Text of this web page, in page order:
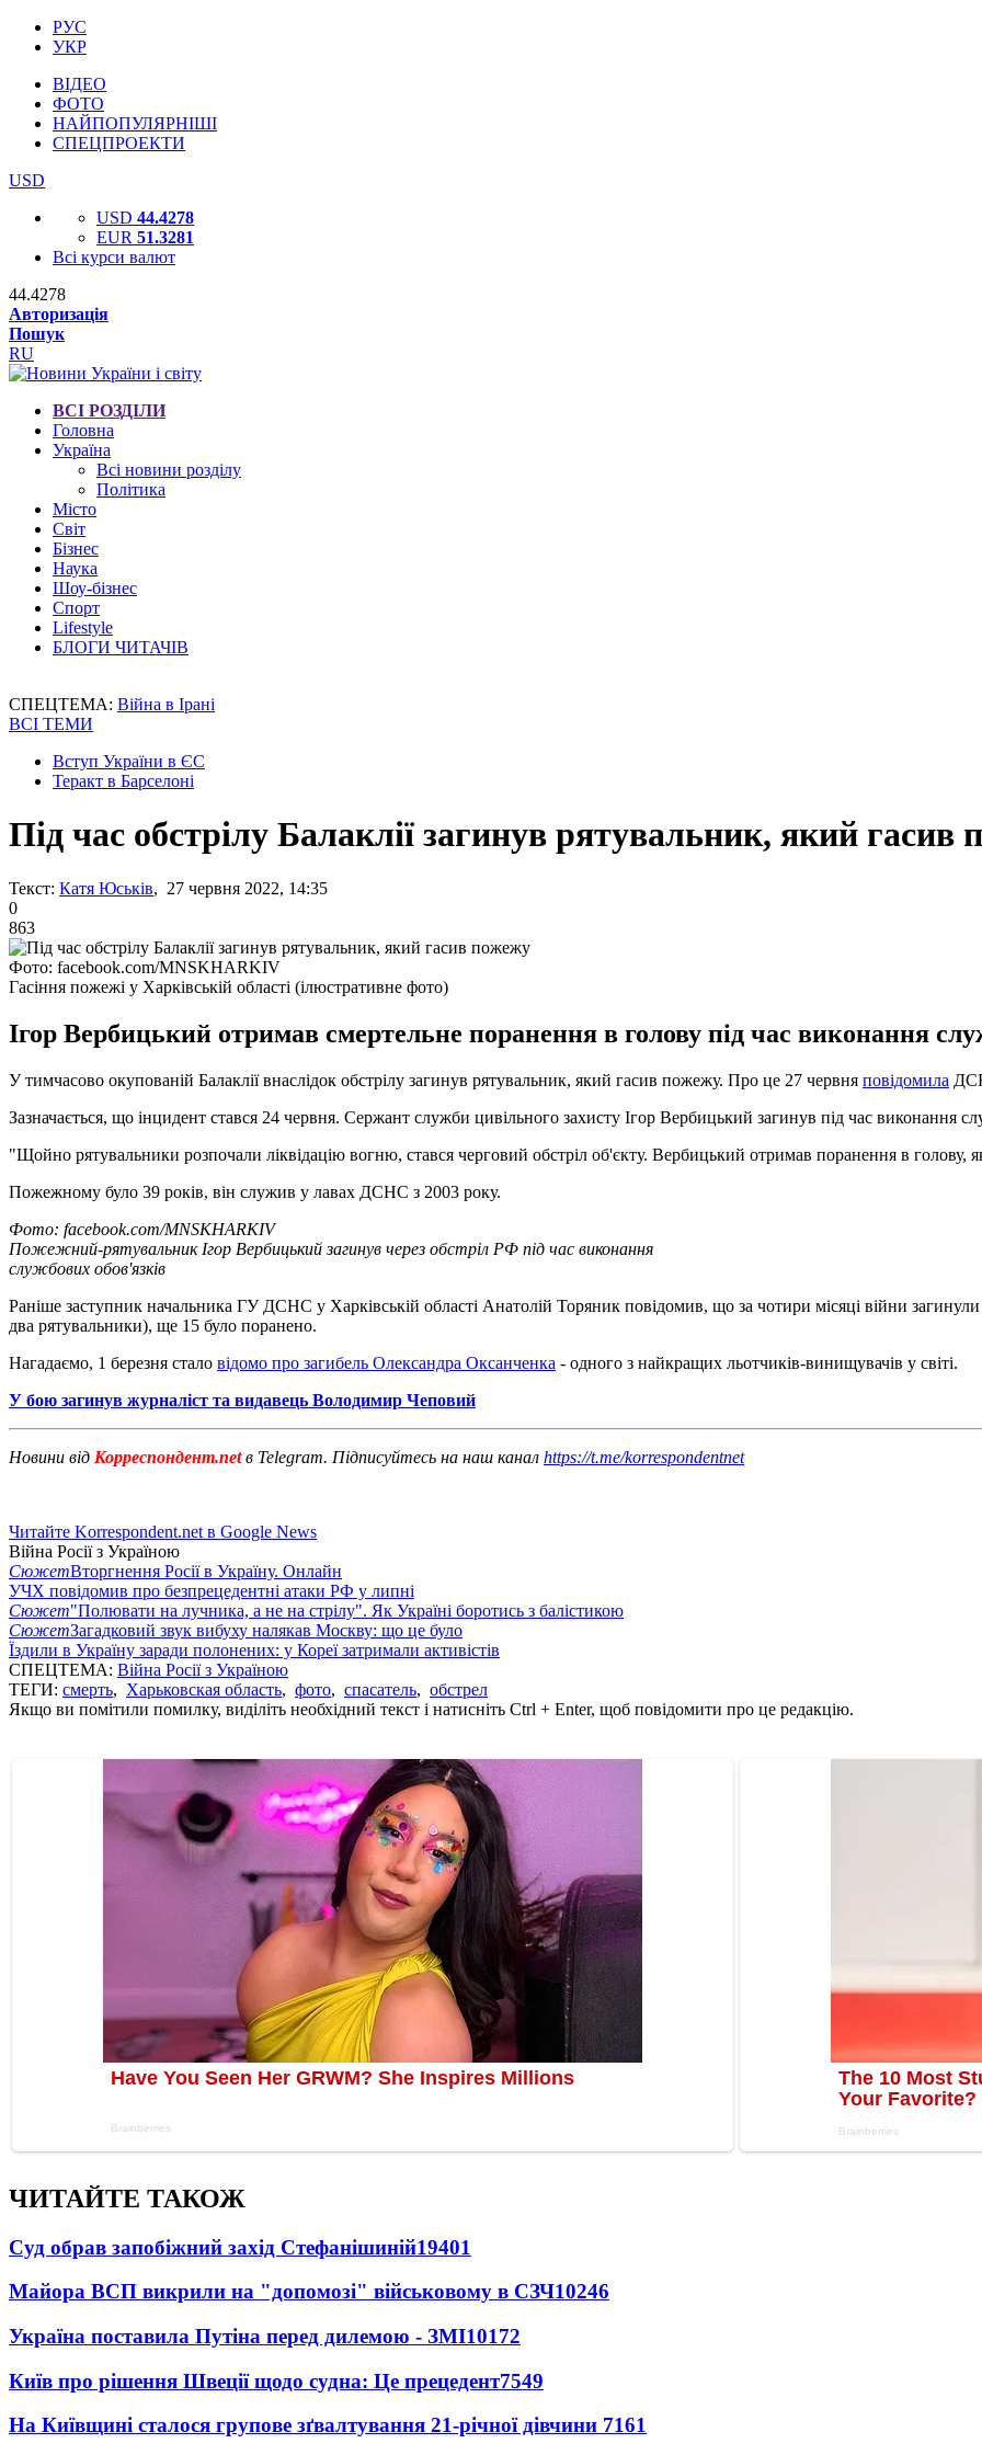
РУС
УКР
ВІДЕО
ФОТО
НАЙПОПУЛЯРНІШІ
СПЕЦПРОЕКТИ
USD
USD 44.4278
EUR 51.3281
Всі курси валют
44.4278
Авторизація
Пошук
RU
ВСІ РОЗДІЛИ
Головна
Україна
Всі новини розділу
Політика
Місто
Світ
Бізнес
Наука
Шоу-бізнес
Спорт
Lifestyle
БЛОГИ ЧИТАЧІВ
СПЕЦТЕМА: Війна в Ірані
ВСІ ТЕМИ
Вступ України в ЄС
Теракт в Барселоні
Під час обстрілу Балаклії загинув рятувальник, який гасив
Текст: Катя Юськів, 27 червня 2022, 14:35
0
863
Фото: facebook.com/MNSKHARKIV
Гасіння пожежі у Харківській області (ілюстративне фото)
Ігор Вербицький отримав смертельне поранення в голову під час виконання
У тимчасово окупованій Балаклії внаслідок обстрілу загинув рятувальник, який гасив пожежу. Про це 27 червня повідомила
Зазначається, що інцидент стався 24 червня. Сержант служби цивільного захисту Ігор Вербицький загинув під час виконання
"Щойно рятувальники розпочали ліквідацію вогню, стався черговий обстріл об'єкту. Вербицький отримав поранення в
Пожежному було 39 років, він служив у лавах ДСНС з 2003 року.
Фото: facebook.com/MNSKHARKIV
Пожежний-рятувальник Ігор Вербицький загинув через обстріл РФ під час виконання
службових обов'язків
Раніше заступник начальника ГУ ДСНС у Харківській області Анатолій Торяник повідомив, що за чотири місяці війни загинули
два рятувальники), ще 15 було поранено.
Нагадаємо, 1 березня стало відомо про загибель Олександра Оксанченка - одного з найкращих льотчиків-винищувачів у світі.
У бою загинув журналіст та видавець Володимир Чеповий
Новини від Корреспондент.netв Telegram. Підписуйтесь на наш канал https://t.me/korrespondentnet
Читайте Korrespondent.net в Google News
Війна Росії з Україною
СюжетВторгнення Росії в Україну. Онлайн
УЧХ повідомив про безпрецедентні атаки РФ у липні
Сюжет"Полювати на лучника, а не на стрілу". Як Україні боротись з балістикою
СюжетЗагадковий звук вибуху налякав Москву: що це було
Їздили в Україну заради полонених: у Кореї затримали активістів
СПЕЦТЕМА: Війна Росії з Україною
ТЕГИ: смерть, Харьковская область, фото, спасатель, обстрел
Якщо ви помітили помилку, виділіть необхідний текст і натисніть Ctrl + Enter, щоб повідомити про це редакцію.
ЧИТАЙТЕ ТАКОЖ
Суд обрав запобіжний захід Стефанішиній19401
Майора ВСП викрили на "допомозі" військовому в СЗЧ10246
Україна поставила Путіна перед дилемою - ЗМІ10172
Київ про рішення Швеції щодо судна: Це прецедент7549
На Київщині сталося групове зґвалтування 21-річної дівчини 7161